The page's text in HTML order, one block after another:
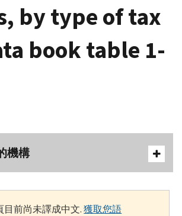
by type of tax
book table 1-
機構
目前尚未譯成中文.獲取您語